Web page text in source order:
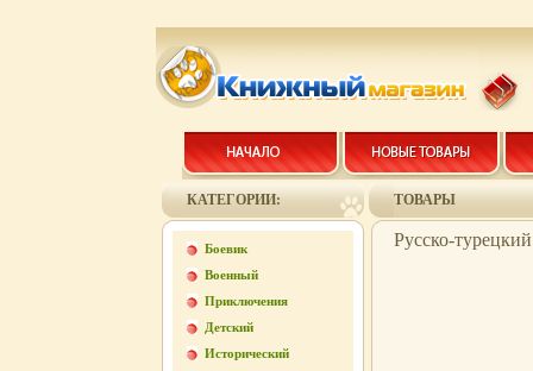
КАТЕГОРИИ:
Боевик
Военный
Приключения
Детский
Исторический
ТОВАРЫ
Русско-